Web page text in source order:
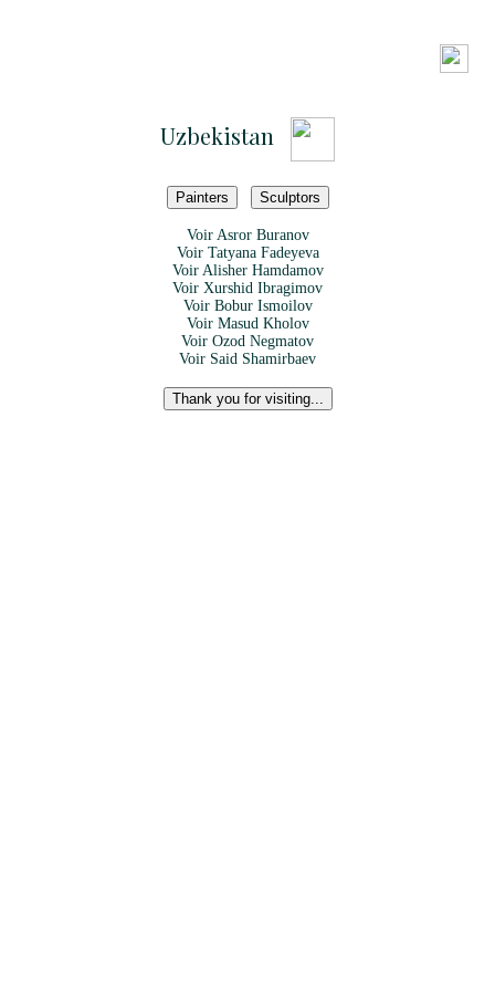
Uzbekistan
Painters Sculptors
Voir Asror Buranov
Voir Tatyana Fadeyeva
Voir Alisher Hamdamov
Voir Xurshid Ibragimov
Voir Bobur Ismoilov
Voir Masud Kholov
Voir Ozod Negmatov
Voir Said Shamirbaev
Thank you for visiting...